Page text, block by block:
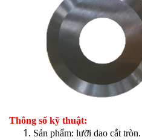
Thông số kỹ thuật:
Sản phẩm: lưỡi dao cắt tròn.